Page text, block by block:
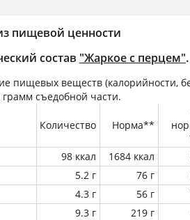
пищевой ценности
состав "Жаркое с перцем".
пищевых веществ (калорийности,
грамм съедобной части.
Количество Норма**
98 ккал 1684 ккал
5.2 г 76 г
4.3 г 56 г
9.3 г 219 г